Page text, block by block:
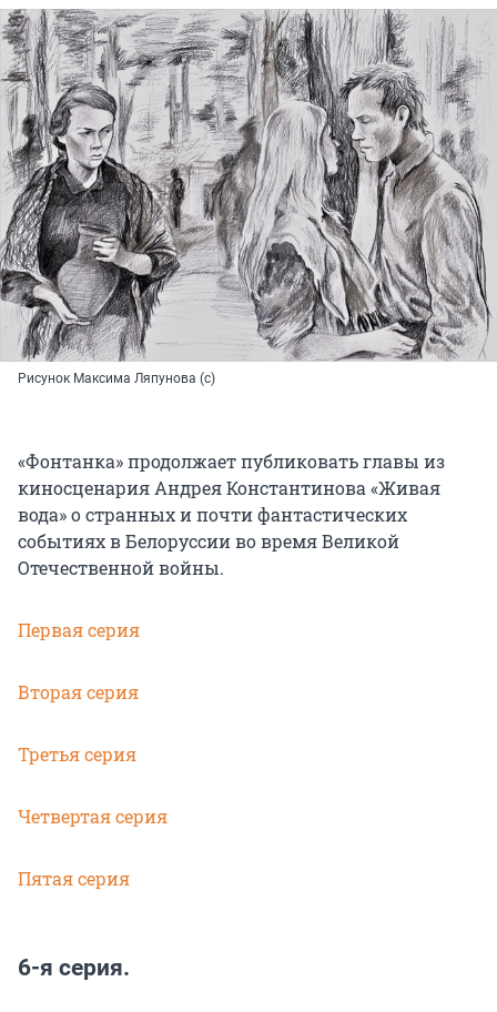
Рисунок Максима Ляпунова (с)
«Фонтанка» продолжает публиковать главы из
киносценария Андрея Константинова «Живая
вода» о странных и почти фантастических
событиях в Белоруссии во время Великой
Отечественной войны.
Первая серия
Вторая серия
Третья серия
Четвертая серия
Пятая серия
6-я серия.